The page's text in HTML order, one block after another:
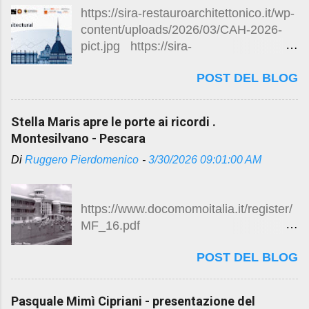
https://sira-restauroarchitettonico.it/wp-
content/uploads/2026/03/CAH-2026-
pict.jpg https://sira-
content/uploads/2026/04/Call_SIRA_la
st-1-1280x720.jpg Conferenza
Patrimonio Architettonico (CAH)” 8 -
10 settembre 2026 Torino La decima
edizione della Conferenza
propone di riunire accademici e
professionisti che si occupano di
condividere le proprie visioni sulla
protezione, la conservazione e la
valorizzazione del patrimonio culturale
POST DEL BLOG
Stella Maris apre le porte ai ricordi .
Montesilvano - Pescara
Di Ruggero Pierdomenico - 3/30/2026 09:01:00 AM
https://www.docomomoitalia.it/register/
MF_16.pdf
MF_16.pdf Stella Maris apre le porte ai
ricordi Riaprirà dopo oltre 40 anni l'ex
POST DEL BLOG
Pasquale Mimì Cipriani - presentazione del